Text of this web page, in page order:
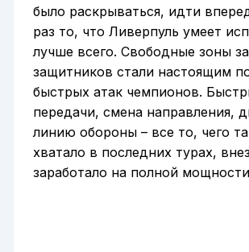
было раскрываться, идти
раз то, что Ливерпуль умеет
лучше всего. Свободные зоны
защитников стали настоящим
быстрых атак чемпионов.
передачи, смена направления,
линию обороны – все то, чего
хватало в последних турах,
заработало на полной